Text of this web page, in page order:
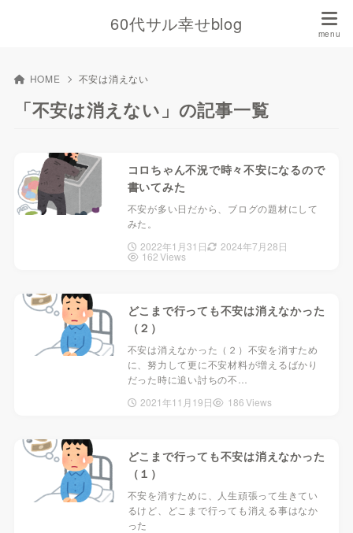
60代サル幸せblog
HOME 不安は消えない
「不安は消えない」の記事一覧
コロちゃん不況で時々不安になるので
書いてみた
不安が多い日だから、ブログの題材にして
みた。
2022年1月31日
2024年7月28日
162 Views
どこまで行っても不安は消えなかった
（２）
不安は消えなかった（２）不安を消すため
に、努力して更に不安材料が増えるばかり
だった時に追い討ちの不…
2021年11月19日
186 Views
どこまで行っても不安は消えなかった
（１）
不安を消すために、人生頑張って生きてい
るけど、どこまで行っても消える事はなか
った